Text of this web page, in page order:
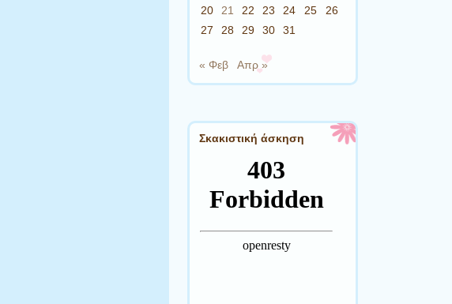
20
21 22 23 24 25
26
27
28 29 30 31
« Φεβ Απρ »
Σκακιστική άσκηση